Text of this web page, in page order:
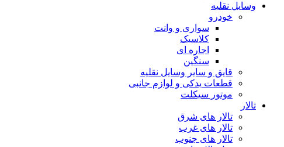
وسایل نقلیه
خودرو
سواری و وانت
کلاسیک
اجاره ای
سنگین
قایق و سایر وسایل نقلیه
قطعات یدکی و لوازم جانبی
موتور سیکلت
تالار
تالار های شرق
تالار های غرب
تالار های جنوب